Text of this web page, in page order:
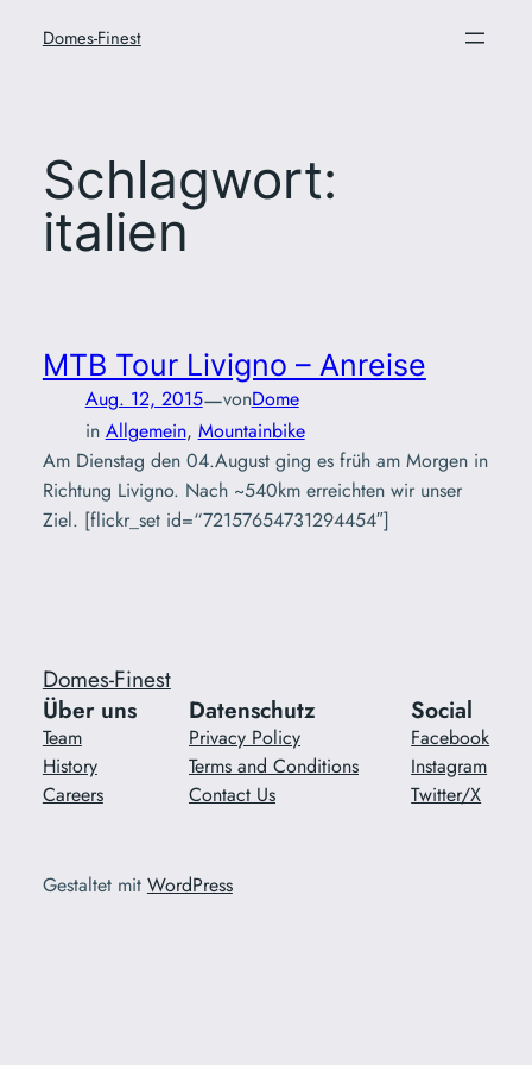
InhaltDomes-Finest
Schlagwort:
italien
MTB Tour Livigno – Anreise
Aug. 12, 2015—vonDome
in Allgemein, Mountainbike
Am Dienstag den 04.August ging es früh am Morgen in
Richtung Livigno. Nach ~540km erreichten wir unser
Ziel. [flickr_set id=“72157654731294454″]
Domes-Finest
Über uns
Team
History
Careers
Datenschutz
Privacy Policy
Terms and Conditions
Contact Us
Social
Facebook
Instagram
Twitter/X
Gestaltet mit WordPress